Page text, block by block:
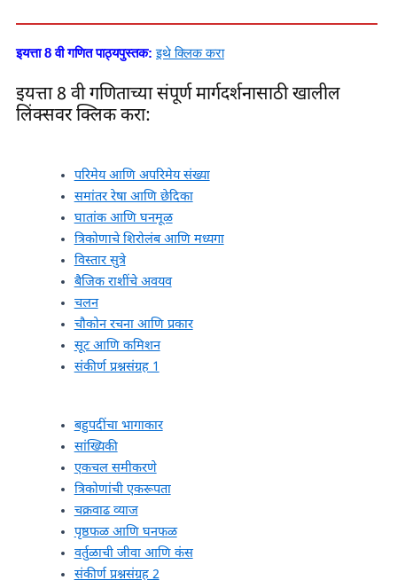
इयत्ता 8 वी गणित पाठ्यपुस्तक: इथे क्लिक करा
इयत्ता 8 वी गणिताच्या संपूर्ण मार्गदर्शनासाठी खालील
लिंक्सवर क्लिक करा:
परिमेय आणि अपरिमेय संख्या
समांतर रेषा आणि छेदिका
घातांक आणि घनमूळ
त्रिकोणाचे शिरोलंब आणि मध्यगा
विस्तार सुत्रे
बैजिक राशींचे अवयव
चलन
चौकोन रचना आणि प्रकार
सूट आणि कमिशन
संकीर्ण प्रश्नसंग्रह 1
बहुपदींचा भागाकार
सांख्यिकी
एकचल समीकरणे
त्रिकोणांची एकरूपता
चक्रवाढ व्याज
पृष्ठफळ आणि घनफळ
वर्तुळाची जीवा आणि कंस
संकीर्ण प्रश्नसंग्रह 2